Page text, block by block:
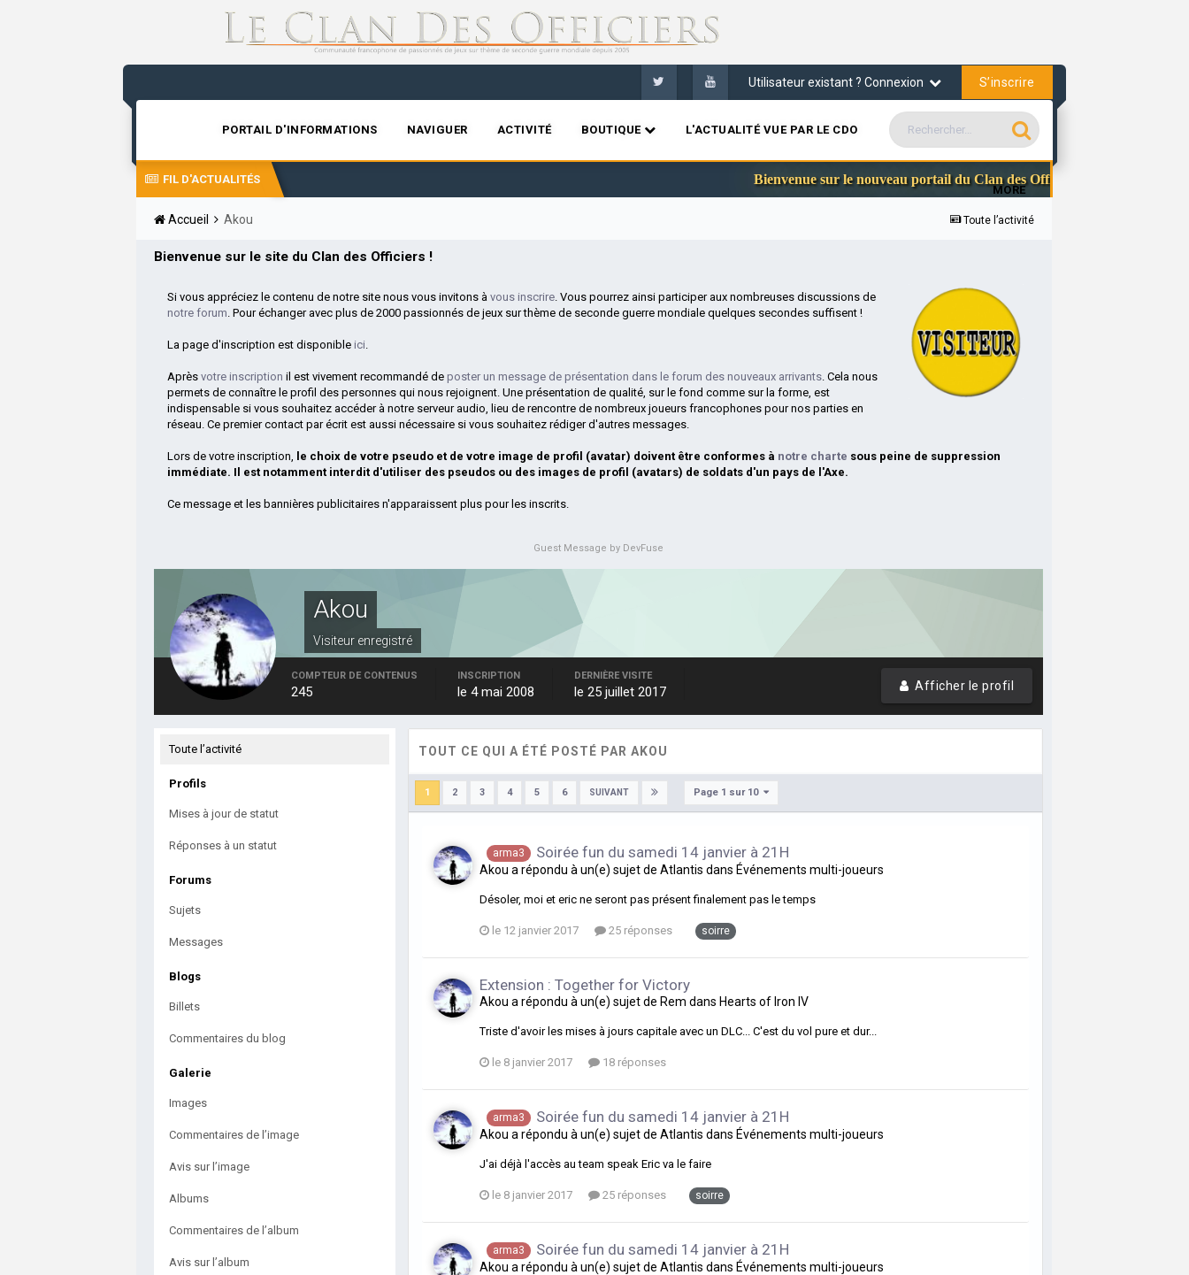
Utilisateur existant ? Connexion S’inscrire
PORTAIL D'INFORMATIONS NAVIGUER ACTIVITÉ BOUTIQUE L'ACTUALITÉ VUE PAR LE CDO
MORE
FIL D'ACTUALITÉS Bienvenue sur le nouveau portail du Clan des Officiers
Toute l’activité
Accueil Akou
Bienvenue sur le site du Clan des Officiers !
Si vous appréciez le contenu de notre site nous vous invitons àvous inscrire . Vous pourrez ainsi participer aux nombreuses discussions de
notre forum . Pour échanger avec plus de 2000 passionnés de jeux sur thème de seconde guerre mondiale quelques secondes suffisent !
La page d'inscription est disponible ici
Aprèsvotre inscription il est vivement recommandé de poster un message de présentation dans le forum des nouveaux arrivants . Cela nous
permets de connaître le profil des personnes qui nous rejoignent. Une présentation de qualité, sur le fond comme sur la forme, est
indispensable si vous souhaitez accéder à notre serveur audio, lieu de rencontre de nombreux joueurs francophones pour nos parties en
réseau. Ce premier contact par écrit est aussi nécessaire si vous souhaitez rédiger d'autres messages.
Lors de votre inscription, le choix de votre pseudo et de votre image de profil (avatar) doivent être conformes à notre charte sous peine de suppression
immédiate. Il est notamment interdit d'utiliser des pseudos ou des images de profil (avatars) de soldats d'un pays de l'Axe.
Ce message et les bannières publicitaires n'apparaissent plus pour les inscrits.
Guest Message by DevFuse
Akou
Visiteur enregistré
Afficher le profil
COMPTEUR DE CONTENUS
245
INSCRIPTION
le 4 mai 2008
DERNIÈRE VISITE
le 25 juillet 2017
Toute l’activité
Profils
Mises à jour de statut
Réponses à un statut
Forums
Sujets
Messages
Blogs
Billets
Commentaires du blog
Galerie
Images
Commentaires de l’image
Avis sur l’image
Albums
Commentaires de l’album
Avis sur l’album
TOUT CE QUI A ÉTÉ POSTÉ PAR AKOU
1 2 3 4 5 6 SUIVANT Page 1 sur 10
arma3 Soirée fun du samedi 14 janvier à 21H
Akou a répondu à un(e) sujet deAtlantis dans Événements multi-joueurs
Désoler, moi et eric ne seront pas présent finalement pas le temps
le 12 janvier 2017 25 réponses soirre
Extension : Together for Victory
Akou a répondu à un(e) sujet de Rem dans Hearts of Iron IV
Triste d'avoir les mises à jours capitale avec un DLC... C'est du vol pure et dur...
le 8 janvier 2017 18 réponses
arma3 Soirée fun du samedi 14 janvier à 21H
Akou a répondu à un(e) sujet deAtlantis dans Événements multi-joueurs
J'ai déjà l'accès au team speak Eric va le faire
le 8 janvier 2017 25 réponses soirre
arma3 Soirée fun du samedi 14 janvier à 21H
Akou a répondu à un(e) sujet deAtlantis dans Événements multi-joueurs